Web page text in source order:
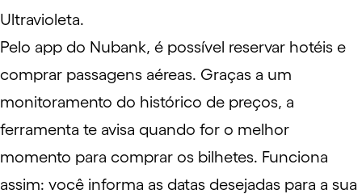
Ultravioleta.
Pelo app do Nubank, é possível reservar hotéis e
comprar passagens aéreas. Graças a um
monitoramento do histórico de preços, a
ferramenta te avisa quando for o melhor
momento para comprar os bilhetes. Funciona
assim: você informa as datas desejadas para a sua